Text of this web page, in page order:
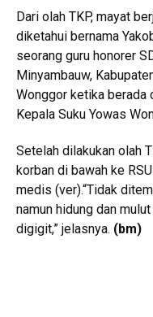
Dari olah TKP, mayat
diketahui bernama
seorang guru honorer
Minyambauw,
Wonggor ketika berada
Kepala Suku Yowas
Setelah dilakukan olah
korban di bawah ke
medis (ver).“Tidak
namun hidung dan
digigit,” jelasnya. (bm)